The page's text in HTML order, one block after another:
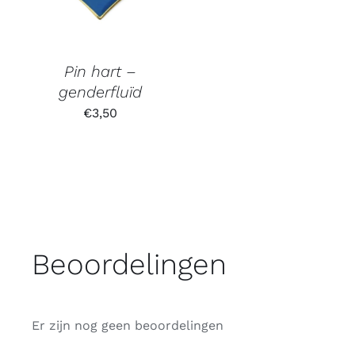
Pin hart –
genderfluïd
€3,50
Beoordelingen
Er zijn nog geen beoordelingen